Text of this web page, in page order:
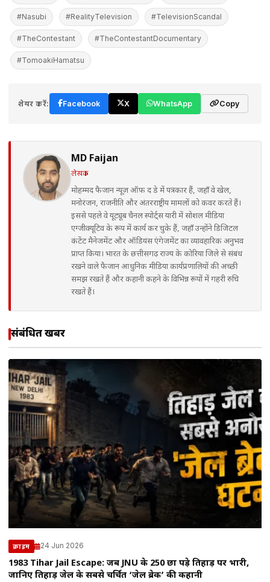
#Nasubi #RealityTelevision #TelevisionScandal
#TheContestant #TheContestantDocumentary
#TomoakiHamatsu
शेयर करें: Facebook X WhatsApp Copy
MD Faijan
लेखक
मोहम्मद फैजान न्यूज़ ऑफ द डे में पत्रकार हैं, जहाँ वे खेल,
मनोरंजन, राजनीति और अंतरराष्ट्रीय मामलों को कवर करते हैं।
इससे पहले वे यूट्यूब चैनल स्पोर्ट्स यारी में सोशल मीडिया
एग्जीक्यूटिव के रूप में कार्य कर चुके हैं, जहाँ उन्होंने डिजिटल
कंटेंट मैनेजमेंट और ऑडियंस एंगेजमेंट का व्यावहारिक अनुभव
प्राप्त किया। भारत के छत्तीसगढ़ राज्य के कोरिया जिले से संबंध
रखने वाले फैजान आधुनिक मीडिया कार्यप्रणालियों की अच्छी
समझ रखते हैं और कहानी कहने के विभिन्न रूपों में गहरी रुचि
रखते हैं।
संबंधित खबरें
क्राइम 24 Jun 2026
1983 Tihar Jail Escape: जब JNU के 250 छात्र पड़े तिहाड़ पर भारी,
जानिए तिहाड़ जेल के सबसे चर्चित ‘जेल ब्रेक’ की कहानी